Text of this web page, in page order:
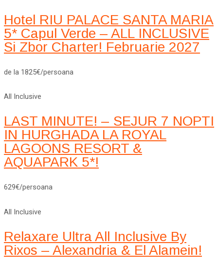
Hotel RIU PALACE SANTA MARIA
5* Capul Verde – ALL INCLUSIVE
Si Zbor Charter! Februarie 2027
de la 1825€/persoana
All Inclusive
LAST MINUTE! – SEJUR 7 NOPTI
IN HURGHADA LA ROYAL
LAGOONS RESORT &
AQUAPARK 5*!
629€/persoana
All Inclusive
Relaxare Ultra All Inclusive By
Rixos – Alexandria & El Alamein!